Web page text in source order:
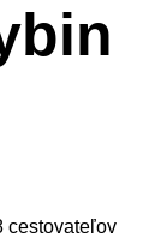
cestovateľov